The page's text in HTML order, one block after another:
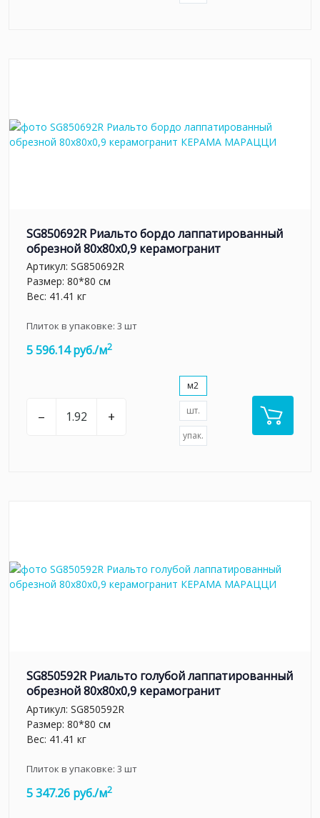
SG850692R Риальто бордо лаппатированный
обрезной 80x80x0,9 керамогранит
Артикул: SG850692R
Размер: 80*80 см
Вес: 41.41 кг
Плиток в упаковке: 3 шт
5 596.14 руб./м2
– +
м2
шт.
упак.
SG850592R Риальто голубой лаппатированный
обрезной 80x80x0,9 керамогранит
Артикул: SG850592R
Размер: 80*80 см
Вес: 41.41 кг
Плиток в упаковке: 3 шт
5 347.26 руб./м2